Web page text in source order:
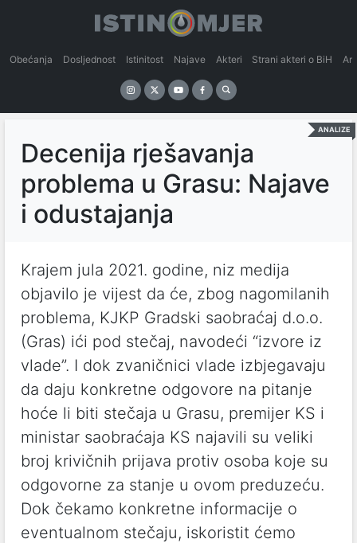
Obećanja Dosljednost Istinitost Najave Akteri Strani akteri o BiH
ANALIZE
Decenija rješavanja
problema u Grasu: Najave
i odustajanja
Krajem jula 2021. godine, niz medija
objavilo je vijest da će, zbog nagomilanih
problema, KJKP Gradski saobraćaj d.o.o.
(Gras) ići pod stečaj, navodeći “izvore iz
vlade”. I dok zvaničnici vlade izbjegavaju
da daju konkretne odgovore na pitanje
hoće li biti stečaja u Grasu, premijer KS i
ministar saobraćaja KS najavili su veliki
broj krivičnih prijava protiv osoba koje su
odgovorne za stanje u ovom preduzeću.
Dok čekamo konkretne informacije o
eventualnom stečaju, iskoristit ćemo